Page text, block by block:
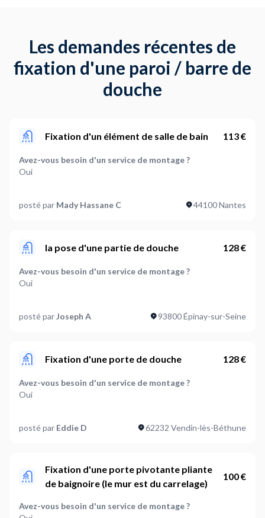
Les demandes récentes de
fixation d'une paroi / barre de
douche
Fixation d'un élément de salle de bain 113 €
Avez-vous besoin d'un service de montage ?
Oui
Paroi de douche,Autres
Oui
Quels types d'éléments de salle de bain sont à démonter
?
Où en êtes-vous dans votre projet ?
A faire avant le 6 août 2026. Urgent
posté par Mady Hassane C 44100 Nantes
la pose d'une partie de douche 128 €
Avez-vous besoin d'un service de montage ?
Oui
Paroi de douche
Oui
Quels types d'éléments de salle de bain sont à démonter
?
Où en êtes-vous dans votre projet ?
posté parJoseph A 93800 Épinay-sur-Seine
Fixation d'une porte de douche 128 €
Avez-vous besoin d'un service de montage ?
Oui
Autres
Quels types d'éléments de salle de bain sont à démonter
?
Autres
posté par Eddie D 62232 Vendin-lès-Béthune
Fixation d'une porte pivotante pliante
de baignoire (le mur est du carrelage)
100 €
Avez-vous besoin d'un service de montage ?